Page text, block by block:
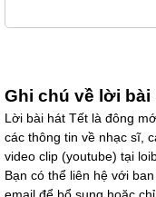
Ghi chú về lời bài
Lời bài hát Tết là đông
các thông tin về nhạc sĩ,
video clip (youtube) tại
Bạn có thể liên hệ với